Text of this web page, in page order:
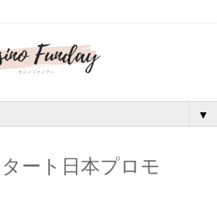
▼
ート日本プロモ